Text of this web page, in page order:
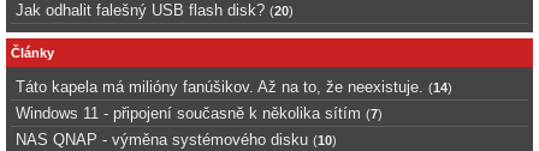
Jak odhalit falešný USB flash disk? (20)
Články
Táto kapela má milióny fanúšikov. Až na to, že neexistuje. (14)
Windows 11 - připojení současně k několika sítím (7)
NAS QNAP - výměna systémového disku (10)